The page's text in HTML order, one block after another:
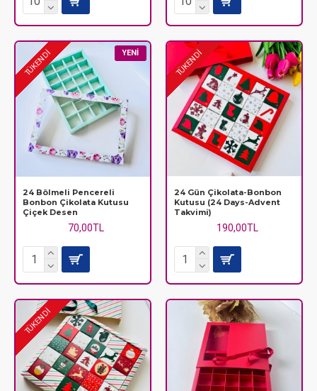
YENI
TÜKENDİ
24 Bölmeli Pencereli
Bonbon Çikolata Kutusu
Çiçek Desen
70,00TL
TÜKENDİ
24 Gün Çikolata-Bonbon
Kutusu (24 Days-Advent
Takvimi)
190,00TL
TÜKENDİ